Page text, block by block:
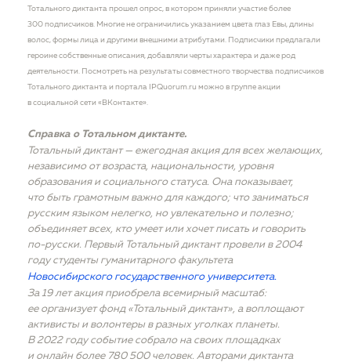
Тотального диктанта прошел опрос, в котором приняли участие более
300 подписчиков. Многие не ограничились указанием цвета глаз Евы, длины
волос, формы лица и другими внешними атрибутами. Подписчики предлагали
героине собственные описания, добавляли черты характера и даже род
деятельности. Посмотреть на результаты совместного творчества подписчиков
Тотального диктанта и портала IPQuorum.ru можно в группе акции
в социальной сети «ВКонтакте».
Справка о Тотальном диктанте.
Тотальный диктант — ежегодная акция для всех желающих,
независимо от возраста, национальности, уровня
образования и социального статуса. Она показывает,
что быть грамотным важно для каждого; что заниматься
русским языком нелегко, но увлекательно и полезно;
объединяет всех, кто умеет или хочет писать и говорить
по-русски. Первый Тотальный диктант провели в 2004
году студенты гуманитарного факультета
Новосибирского государственного университета.
За 19 лет акция приобрела всемирный масштаб:
ее организует фонд «Тотальный диктант», а воплощают
активисты и волонтеры в разных уголках планеты.
В 2022 году событие собрало на своих площадках
и онлайн более 780 500 человек. Авторами диктанта